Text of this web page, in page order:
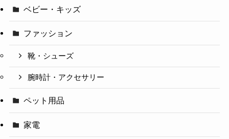
ベビー・キッズ
ファッション
靴・シューズ
腕時計・アクセサリー
ペット用品
家電